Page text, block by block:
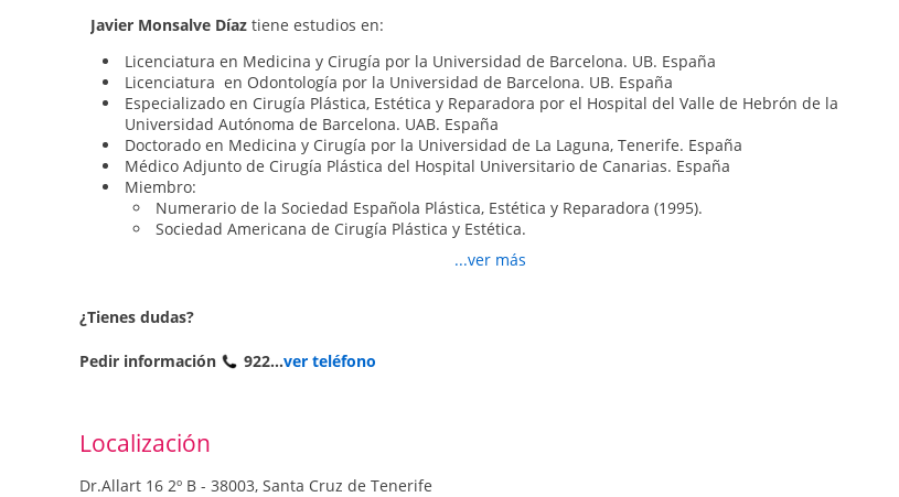
También se realizan tratamientos de
Endermología
, para tratar la celulitis, trabajando contra la flacidez que puede aparecer en brazos,
caderas, piernas, etc.
Mesoterapia corporal: Infiltraciones para el tratamiento de la celulitis
Tratamiento devaricesy eliminación mediante un láser de luz intensa pulsada. Sesiones entre 15-30
minutos. Entre 2-5 sesiones.
Toxina botulínicao botox, que relaja los músculos, haciendo que se distiendan y desaparezcan las
arrugas.
Relleno de arrugas mediante ácido hialurónico
, mediante colágeno, para que la arruga desaparezca
Eliminación de manchas
Depilación láser
Javier Monsalve Díaz tiene estudios en:
Licenciatura en Medicina y Cirugía por la Universidad de Barcelona. UB. España
Licenciatura en Odontología por la Universidad de Barcelona. UB. España
Especializado en Cirugía Plástica, Estética y Reparadora por el Hospital del Valle de Hebrón de la
Universidad Autónoma de Barcelona. UAB. España
Doctorado en Medicina y Cirugía por la Universidad de La Laguna, Tenerife. España
Médico Adjunto de Cirugía Plástica del Hospital Universitario de Canarias. España
Miembro:
Numerario de la Sociedad Española Plástica, Estética y Reparadora (1995).
Sociedad Americana de Cirugía Plástica y Estética.
Fundador del Centro Dermatoquirúrgico Canarias.
Profesor colaborador de la asignatura Cirugía Plástica y Estética en la licenciatura de Medicina,
...ver más
¿Tienes dudas?
Pedir información 922...ver teléfono
Localización
Dr.Allart 16 2º B - 38003, Santa Cruz de Tenerife